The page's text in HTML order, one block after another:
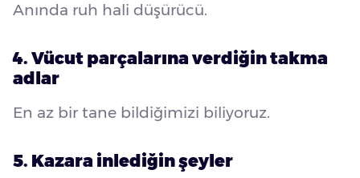
Anında ruh hali düşürücü.
4. Vücut parçalarına verdiğin takma
adlar
En az bir tane bildiğimizi biliyoruz.
5. Kazara inlediğin şeyler